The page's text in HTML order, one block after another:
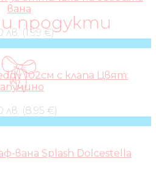
продукти
вана
лв. (1.99 €)
102см с клапа Цвят:
лв. (8.95 €)
вана Splash Dolcestella